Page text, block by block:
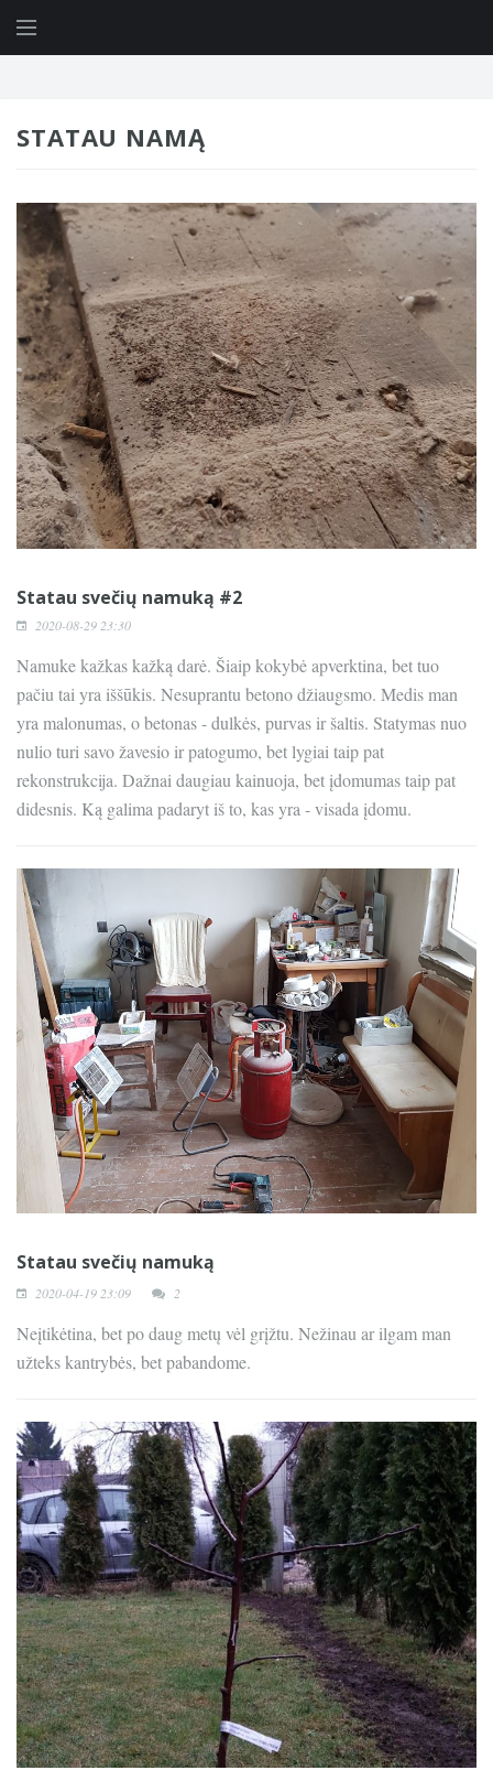
STATAU NAMĄ
Statau svečių namuką #2
2020-08-29 23:30
Namuke kažkas kažką darė. Šiaip kokybė apverktina, bet tuo
pačiu tai yra iššūkis. Nesuprantu betono džiaugsmo. Medis man
yra malonumas, o betonas - dulkės, purvas ir šaltis. Statymas nuo
nulio turi savo žavesio ir patogumo, bet lygiai taip pat
rekonstrukcija. Dažnai daugiau kainuoja, bet įdomumas taip pat
didesnis. Ką galima padaryt iš to, kas yra - visada įdomu.
Statau svečių namuką
2020-04-19 23:09 2
Neįtikėtina, bet po daug metų vėl grįžtu. Nežinau ar ilgam man
užteks kantrybės, bet pabandome.